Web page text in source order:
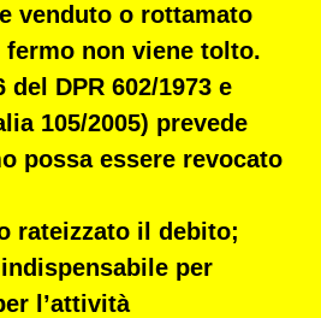
venduto o rottamato
non viene tolto.
del DPR 602/1973 e
105/2005) prevede
possa essere revocato
rateizzato il debito;
indispensabile per
l’attività